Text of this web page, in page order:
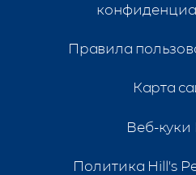
Правила
Карта
Веб-куки
Политика Hill's